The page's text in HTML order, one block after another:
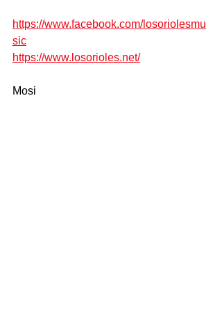
https://www.facebook.com/losoriolesmu
sic
https://www.losorioles.net/
Mosi